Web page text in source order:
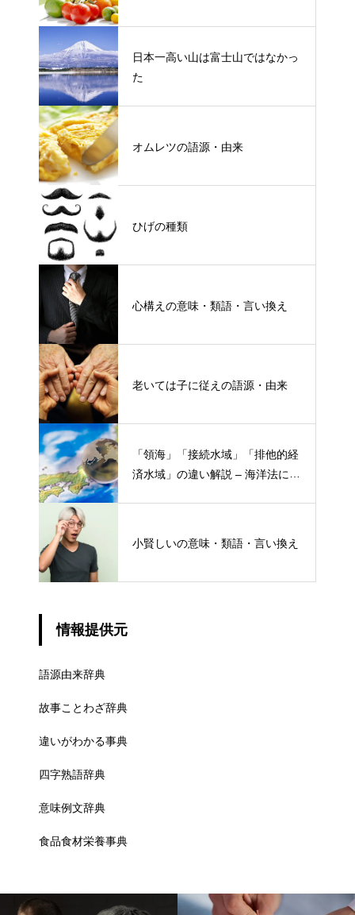
日本一高い山は富士山ではなかっ
た
オムレツの語源・由来
ひげの種類
心構えの意味・類語・言い換え
老いては子に従えの語源・由来
「領海」「接続水域」「排他的経
済水域」の違い解説 – 海洋法にお
小賢しいの意味・類語・言い換え
情報提供元
語源由来辞典
故事ことわざ辞典
違いがわかる事典
四字熟語辞典
意味例文辞典
食品食材栄養事典